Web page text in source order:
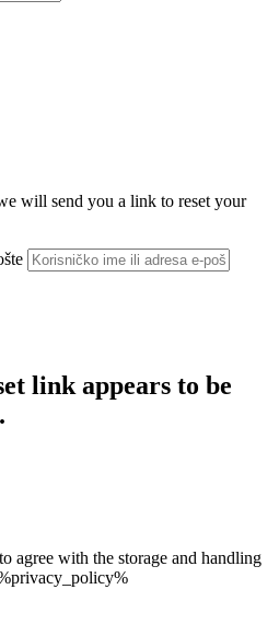
will send you a link to reset your
link appears to be
agree with the storage and handling